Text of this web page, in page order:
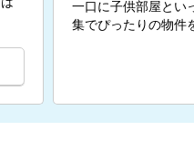
一口に子供部屋とい
集でぴったりの物件